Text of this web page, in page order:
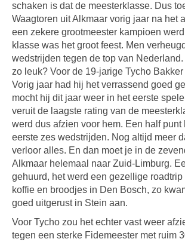
schaken is dat de meesterklasse. Dus
Waagtoren uit Alkmaar vorig jaar na het
een zekere grootmeester kampioen
klasse was het groot feest. Men
wedstrijden tegen de top van
zo leuk? Voor de 19-jarige Tycho
Vorig jaar had hij het verrassend goed
mocht hij dit jaar weer in het eerste
veruit de laagste rating van de
werd dus afzien voor hem. Een half
eerste zes wedstrijden. Nog altijd meer
verloor alles. En dan moet je in de
Alkmaar helemaal naar Zuid-Limburg.
gehuurd, het werd een gezellige roadtrip
koffie en broodjes in Den Bosch, zo
goed uitgerust in Stein aan.
Voor Tycho zou het echter vast weer
tegen een sterke Fidemeester met ruim